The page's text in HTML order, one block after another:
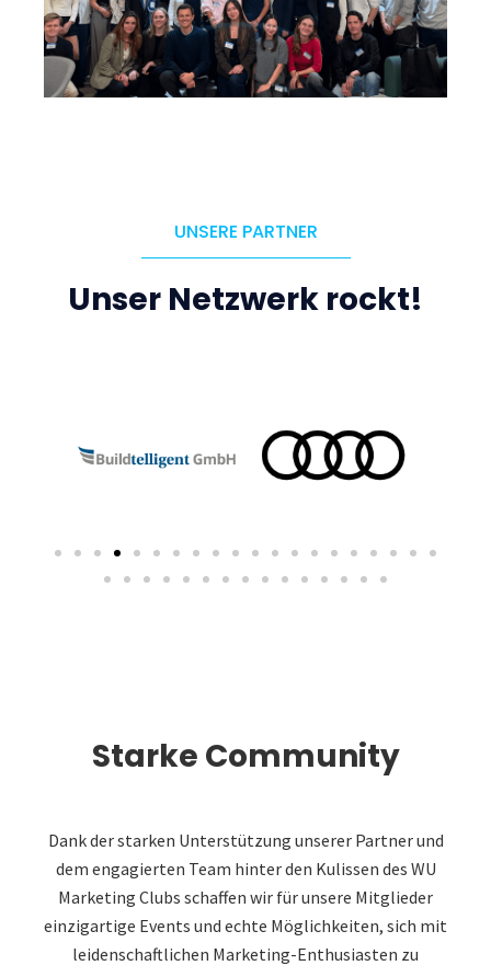
UNSERE PARTNER
Unser Netzwerk rockt!
Starke Community
Dank der starken Unterstützung unserer Partner und
dem engagierten Team hinter den Kulissen des WU
Marketing Clubs schaffen wir für unsere Mitglieder
einzigartige Events und echte Möglichkeiten, sich mit
leidenschaftlichen Marketing-Enthusiasten zu